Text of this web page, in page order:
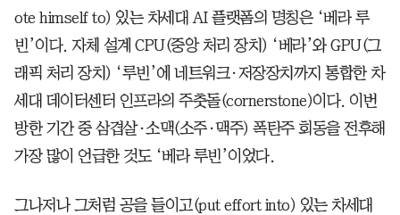
ote himself to) 있는 차세대 AI 플랫폼의 명칭은 ‘베라 루
빈’이다. 자체 설계 CPU(중앙 처리 장치) ‘베라’와 GPU(그
래픽 처리 장치) ‘루빈’에 네트워크·저장장치까지 통합한 차
세대 데이터센터 인프라의 주춧돌(cornerstone)이다. 이번
방한 기간 중 삼겹살·소맥(소주·맥주) 폭탄주 회동을 전후해
가장 많이 언급한 것도 ‘베라 루빈’이었다.
그나저나 그처럼 공을 들이고(put effort into) 있는 차세대